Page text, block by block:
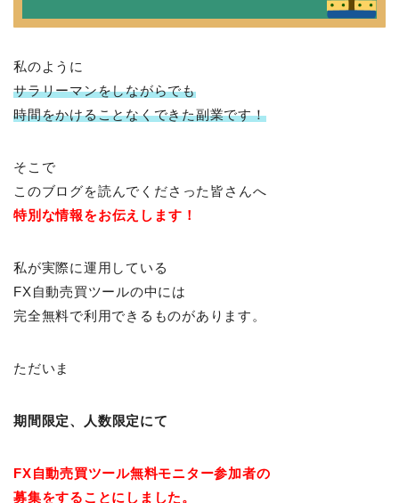
私のように
サラリーマンをしながらでも
時間をかけることなくできた副業です！
そこで
このブログを読んでくださった皆さんへ
特別な情報をお伝えします！
私が実際に運用している
FX自動売買ツールの中には
完全無料で利用できるものがあります。
ただいま
期間限定、 人数限定にて
FX自動売買ツール無料モニター参加者の
募集をすることにしました。